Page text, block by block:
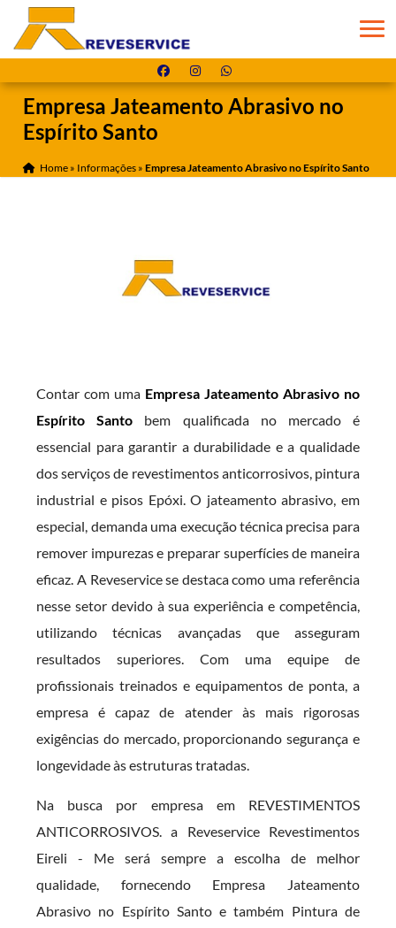
Empresa Jateamento Abrasivo no
Espírito Santo
Home » Informações »Empresa Jateamento Abrasivo no Espírito Santo
Contar com uma Empresa Jateamento Abrasivo no
Espírito Santo bem qualificada no mercado é
essencial para garantir a durabilidade e a qualidade
dos serviços de revestimentos anticorrosivos, pintura
industrial e pisos Epóxi. O jateamento abrasivo, em
especial, demanda uma execução técnica precisa para
remover impurezas e preparar superfícies de maneira
eficaz. A Reveservice se destaca como uma referência
nesse setor devido à sua experiência e competência,
utilizando técnicas avançadas que asseguram
resultados superiores. Com uma equipe de
profissionais treinados e equipamentos de ponta, a
empresa é capaz de atender às mais rigorosas
exigências do mercado, proporcionando segurança e
longevidade às estruturas tratadas.
Na busca por empresa em REVESTIMENTOS
ANTICORROSIVOS. a Reveservice Revestimentos
Eireli - Me será sempre a escolha de melhor
qualidade, fornecendo Empresa Jateamento
Abrasivo no Espírito Santo e também Pintura de